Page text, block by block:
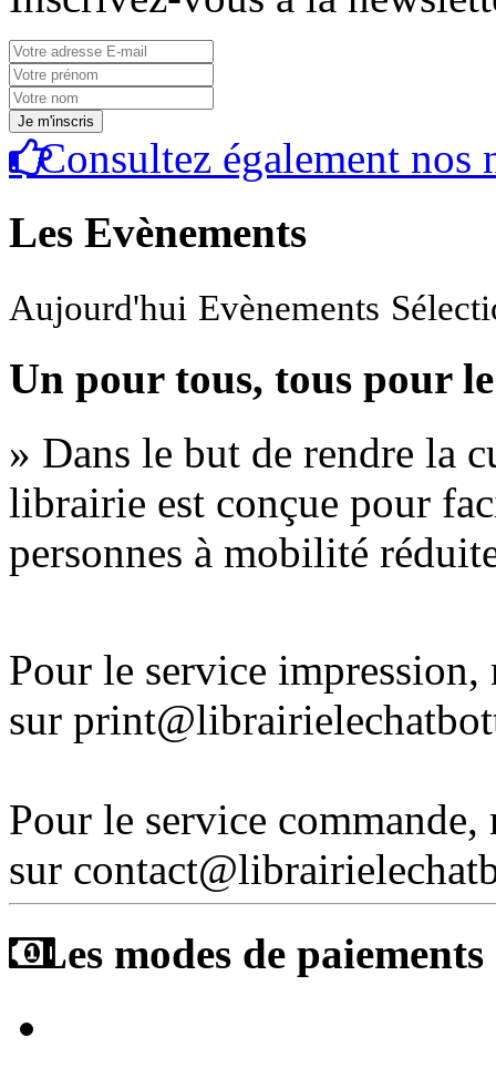
Consultez également nos
Les Evènements
Aujourd'hui Evènements
Un pour tous, tous pour
» Dans le but de rendre la
librairie est conçue pour
personnes à mobilité
Pour le service
sur
Pour le service
sur
Les modes de